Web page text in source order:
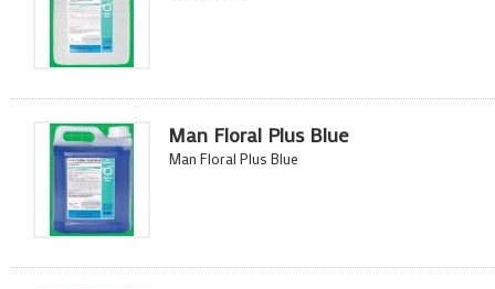
Man Floral Plus Blue
Man Floral Plus Blue